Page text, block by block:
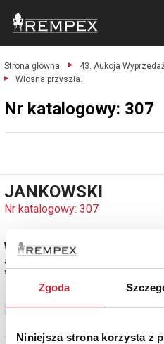
Zgoda
Niniejsza strona korzysta z
Strona główna
43. Aukcja
Wiosna przyszła.
Nr katalogowy: 307
JANKOWSKI
Nr katalogowy: 307
Wiosna przyszła
akwarela, papier; 22,5 x 31,5 cm (w
sygn. l. d.: Jankowski
Zobacz pełne informacje